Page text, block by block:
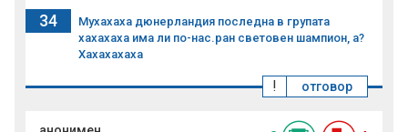
34
Мухахаха дюнерландия последна в групата
хахахаха има ли по-нас.ран световен шампион, а?
Хахахахаха
отговор
!